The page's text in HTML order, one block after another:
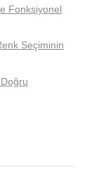
Fonksiyonel
Seçiminin